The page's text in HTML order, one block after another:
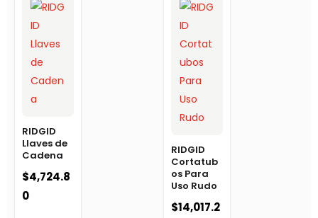
RIDGID
Llaves de
Cadena
$4,724.8
0
RIDGID
Cortatub
os Para
Uso Rudo
$14,017.2